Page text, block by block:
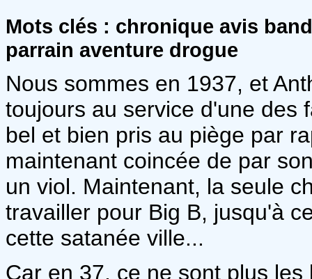
Mots clés : chronique avis
parrain aventure drogue
Nous sommes en 1937, et
toujours au service d'une des
bel et bien pris au piège par
maintenant coincée de par
un viol. Maintenant, la seule
travailler pour Big B, jusqu'à
cette satanée ville...
Car en 37, ce ne sont plus